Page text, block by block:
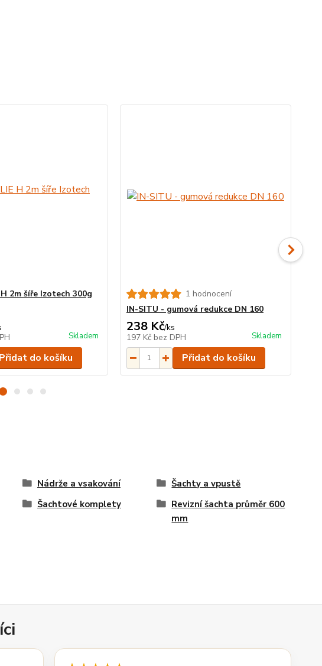
2m šíře Izotech 300g
Skladem
Přidat do košíku
1 hodnocení
IN-SITU - gumová redukce DN 160
238 Kč/ks
197 Kč bez DPH Skladem
Přidat do košíku
Nádrže a vsakování
Šachty a vpustě
Šachtové komplety
Revizní šachta průměr 600
mm